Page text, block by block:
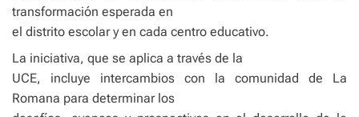
transformación esperada en
el distrito escolar y en cada centro educativo.
La iniciativa, que se aplica a través de la
UCE, incluye intercambios con la comunidad de La
Romana para determinar los